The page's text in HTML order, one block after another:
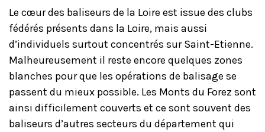
Le cœur des baliseurs de la Loire est issue des clubs
fédérés présents dans la Loire, mais aussi
d’individuels surtout concentrés sur Saint-Etienne.
Malheureusement il reste encore quelques zones
blanches pour que les opérations de balisage se
passent du mieux possible. Les Monts du Forez sont
ainsi difficilement couverts et ce sont souvent des
baliseurs d’autres secteurs du département qui